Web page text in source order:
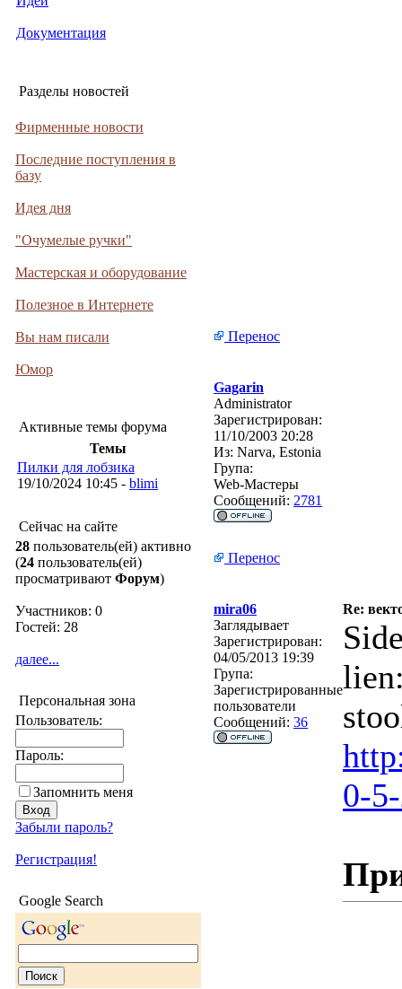
Документация
Разделы новостей
Фирменные новости
Последние поступления в
базу
Идея дня
"Очумелые ручки"
Мастерская и оборудование
Полезное в Интернете
Вы нам писали
Юмор
Активные темы форума
Темы
Пилки для лобзика
19/10/2024 10:45 - blimi
Сейчас на сайте
28 пользователь(ей) активно
(24 пользователь(ей)
просматривают Форум)
Участников: 0
Гостей: 28
далее...
Персональная зона
Пользователь:
Пароль:
Запомнить меня
Забыли пароль?
Регистрация!
Google Search
Перенос
Gagarin
Administrator
Зарегистрирован:
11/10/2003 20:28
Из: Narva, Estonia
Група:
Web-Мастеры
Сообщений: 2781
Перенос
mira06
Re:
Заглядывает
Зарегистрирован:
04/05/2013 19:39
Група:
Зарегистрированные
пользователи
Сообщений: 36
0-